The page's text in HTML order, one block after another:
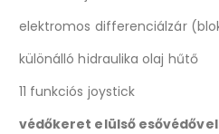
differenciálzár
hidraulika olaj hűtő
funkciós joystick
védőkeret elülső esővédővel